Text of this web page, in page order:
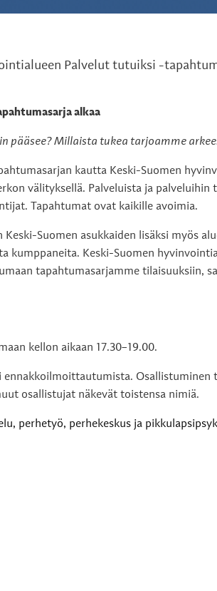
Palvelut tutuiksi -
alkaa
pääsee? Millaista tukea tarjoamme
kautta Keski-Suomen
välityksellä. Palveluista ja palveluihin
Tapahtumat ovat kaikille avoimia.
Suomen asukkaiden lisäksi myös
kumppaneita. Keski-Suomen
tapahtumasarjamme tilaisuuksiin,
kellon aikaan 17.30–19.00.
ennakkoilmoittautumista. Osallistuminen
osallistujat näkevät toistensa nimiä.
perhetyö, perhekeskus ja